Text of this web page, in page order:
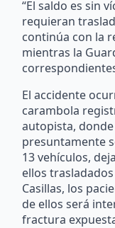
“El saldo es sin
requieran
continúa con la
mientras la
El accidente
carambola
autopista,
presuntamente
13 vehículos,
ellos
Casillas, los
de ellos será
fractura